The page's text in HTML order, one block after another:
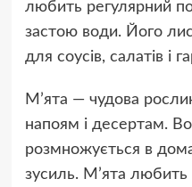
любить регулярний
застою води. Його
для соусів, салатів і
М’ята — чудова
напоям і десертам.
розмножується в
зусиль. М’ята любить